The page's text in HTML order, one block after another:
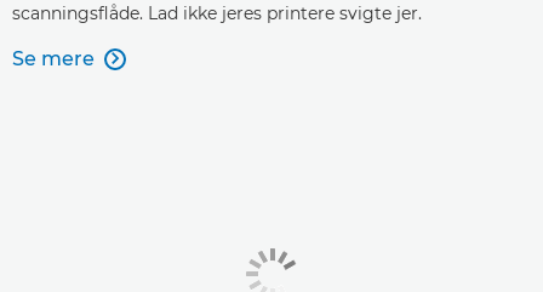
scanningsflåde. Lad ikke jeres printere svigte jer.
Se mere 